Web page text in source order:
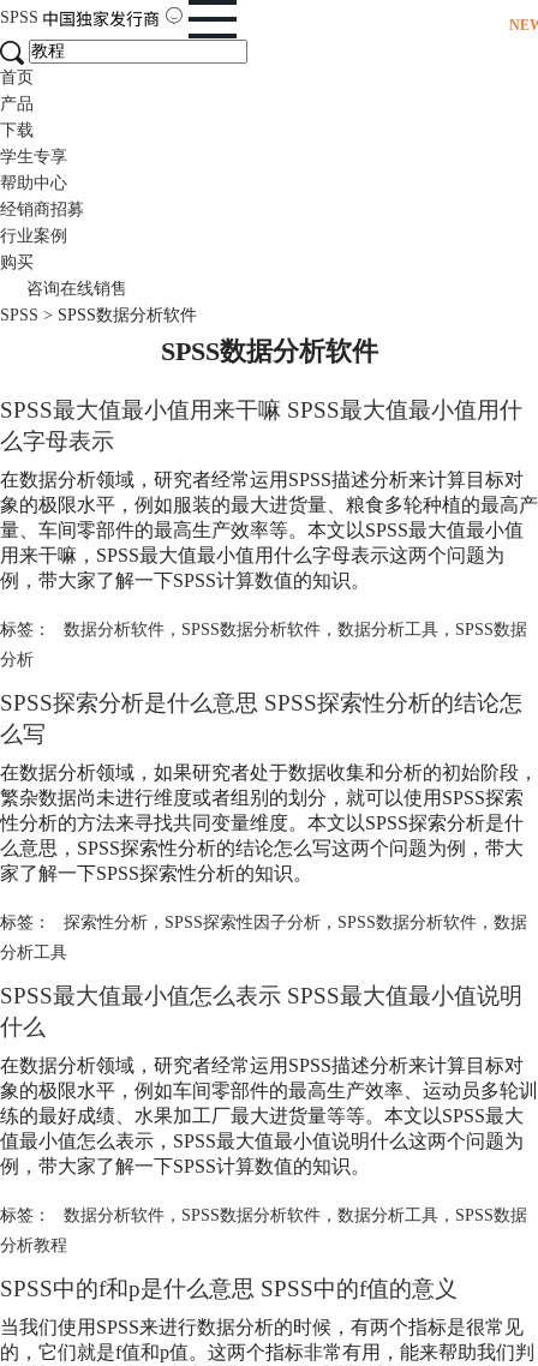
SPSS
首页
产品
下载
学生专享
帮助中心
经销商招募
行业案例
购买
咨询在线销售
SPSS > SPSS数据分析软件
SPSS数据分析软件
SPSS最大值最小值用来干嘛 SPSS最大值最小值用什
么字母表示
在数据分析领域，研究者经常运用SPSS描述分析来计算目标对
象的极限水平，例如服装的最大进货量、粮食多轮种植的最高产
量、车间零部件的最高生产效率等。本文以SPSS最大值最小值
用来干嘛，SPSS最大值最小值用什么字母表示这两个问题为
例，带大家了解一下SPSS计算数值的知识。
标签： 数据分析软件， SPSS数据分析软件， 数据分析工具， SPSS数据
分析
SPSS探索分析是什么意思 SPSS探索性分析的结论怎
么写
在数据分析领域，如果研究者处于数据收集和分析的初始阶段，
繁杂数据尚未进行维度或者组别的划分，就可以使用SPSS探索
性分析的方法来寻找共同变量维度。本文以SPSS探索分析是什
么意思，SPSS探索性分析的结论怎么写这两个问题为例，带大
家了解一下SPSS探索性分析的知识。
标签： 探索性分析， SPSS探索性因子分析， SPSS数据分析软件， 数据
分析工具
SPSS最大值最小值怎么表示 SPSS最大值最小值说明
什么
在数据分析领域，研究者经常运用SPSS描述分析来计算目标对
象的极限水平，例如车间零部件的最高生产效率、运动员多轮训
练的最好成绩、水果加工厂最大进货量等等。本文以SPSS最大
值最小值怎么表示，SPSS最大值最小值说明什么这两个问题为
例，带大家了解一下SPSS计算数值的知识。
标签： 数据分析软件， SPSS数据分析软件， 数据分析工具， SPSS数据
分析教程
SPSS中的f和p是什么意思 SPSS中的f值的意义
当我们使用SPSS来进行数据分析的时候，有两个指标是很常见
的，它们就是f值和p值。这两个指标非常有用，能来帮助我们判